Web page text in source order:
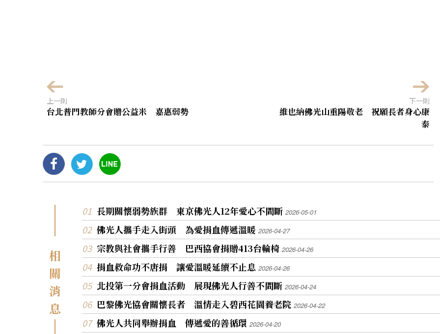
上一則
台北普門教師分會贈公益米 嘉惠弱勢
下一則
維也納佛光山重陽敬老 祝願長者身心康
泰
相
關
消
息
長期關懷弱勢族群 東京佛光人12年愛心不間斷 2026-05-01
佛光人攜手走入街頭 為愛捐血傳遞溫暖 2026-04-27
宗教與社會攜手行善 巴西協會捐贈413台輪椅 2026-04-26
捐血救命功不唐捐 讓愛溫暖延續不止息 2026-04-26
北投第一分會捐血活動 展現佛光人行善不間斷 2026-04-24
巴黎佛光協會關懷長者 溫情走入碧西花園養老院 2026-04-22
佛光人共同舉辦捐血 傳遞愛的善循環 2026-04-20